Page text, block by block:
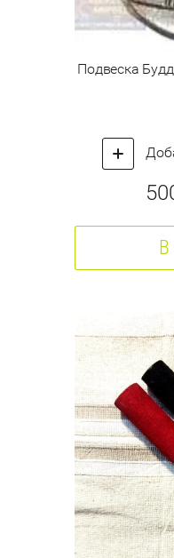
Подвеска
В